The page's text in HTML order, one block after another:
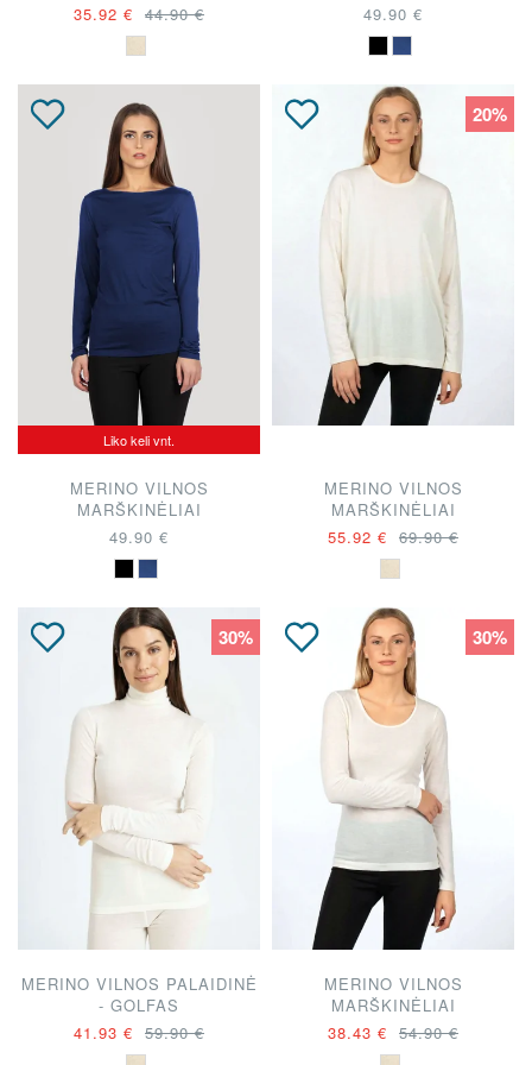
35.92 € 44.90 € 49.90 €
Liko keli vnt.
MERINO VILNOS
MARŠKINĖLIAI
49.90 €
20%
MERINO VILNOS
MARŠKINĖLIAI
55.92 € 69.90 €
30%
MERINO VILNOS PALAIDINĖ
- GOLFAS
41.93 € 59.90 €
30%
MERINO VILNOS
MARŠKINĖLIAI
38.43 € 54.90 €